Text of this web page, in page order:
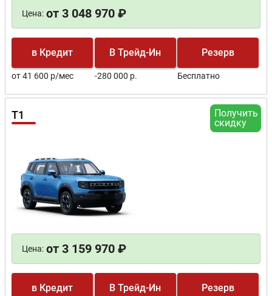
Цена: от 3 048 970 ₽
в Кредит
от 41 600 р/мес
В Трейд-Ин
-280 000 р.
Резерв
Бесплатно
Получить
скидку
T1
Цена: от 3 159 970 ₽
в Кредит В Трейд-Ин Резерв